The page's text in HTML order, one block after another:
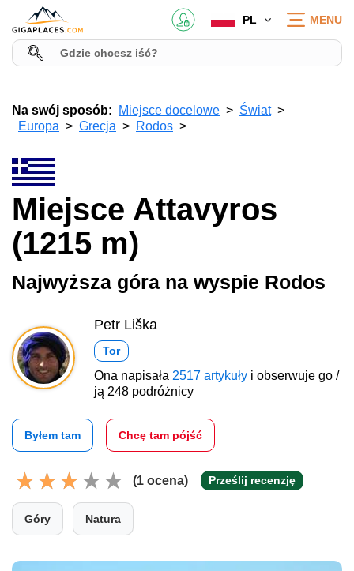
PL MENU
Na swój sposób: Miejsce docelowe
Świat
Europa
Grecja Rodos
Miejsce Attavyros
(1215 m)
Najwyższa góra na wyspie Rodos
Petr Liška
Tor
Ona napisała 2517 artykuły i obserwuje go /
ją 248 podróżnicy
Byłem tam Chcę tam pójść
(1 ocena) Prześlij recenzję
Góry Natura